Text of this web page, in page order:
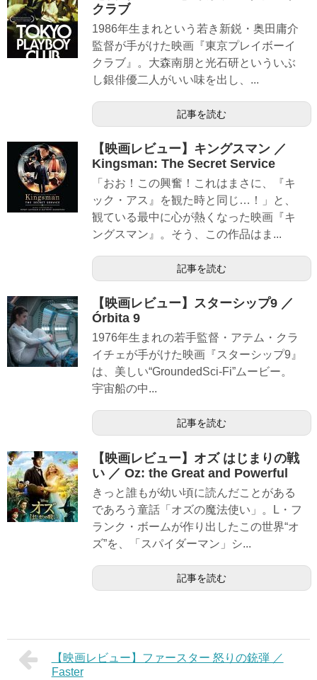
クラブ
1986年生まれという若き新鋭・奥田庸介
監督が手がけた映画『東京プレイボーイ
クラブ』。大森南朋と光石研といういぶ
し銀俳優二人がいい味を出し、...
記事を読む
【映画レビュー】キングスマン ／
Kingsman: The Secret Service
「おお！この興奮！これはまさに、『キ
ック・アス』を観た時と同じ…！」と、
観ている最中に心が熱くなった映画『キ
ングスマン』。そう、この作品はま...
記事を読む
【映画レビュー】スターシップ9 ／
Órbita 9
1976年生まれの若手監督・アテム・クラ
イチェが手がけた映画『スターシップ9』
は、美しい“GroundedSci-Fi”ムービー。
宇宙船の中...
記事を読む
【映画レビュー】オズ はじまりの戦
い ／ Oz: the Great and Powerful
きっと誰もが幼い頃に読んだことがある
であろう童話「オズの魔法使い」。L・フ
ランク・ボームが作り出したこの世界“オ
ズ”を、「スパイダーマン」シ...
記事を読む
【映画レビュー】ファースター 怒りの銃弾 ／
Faster